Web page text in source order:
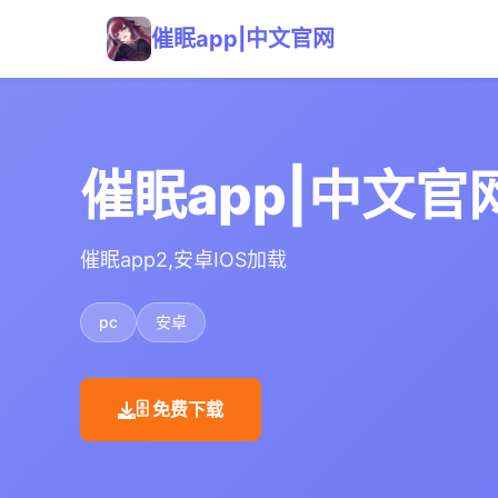
催眠app|中文官网
催眠app|中文官
催眠app2,安卓IOS加载
pc 安卓
🗄️ 免费下载